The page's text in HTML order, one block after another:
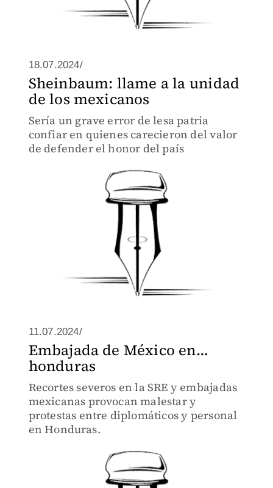
18.07.2024/
Sheinbaum: llame a la unidad
de los mexicanos
Sería un grave error de lesa patria
confiar en quienes carecieron del valor
de defender el honor del país
11.07.2024/
Embajada de México en…
honduras
Recortes severos en la SRE y embajadas
mexicanas provocan malestar y
protestas entre diplomáticos y personal
en Honduras.